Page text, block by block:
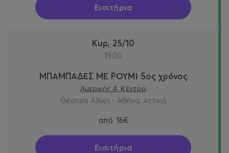
Εισιτήρια
Κυρ, 25/10
19:00
ΜΠΑΜΠΑΔΕΣ ΜΕ ΡΟΥΜΙ 5ος χρόνος
Αμερικής 4, Κέντρο
Θέατρο Αλίκη - Αθήνα, Αττική
από 16€
Εισιτήρια